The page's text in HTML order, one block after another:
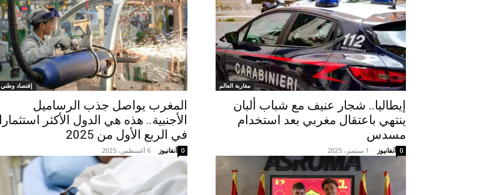
مغاربة العالم
إيطاليا.. شجار عنيف مع شباب ألبان
ينتهي باعتقال مغربي بعد استخدام
مسدس
آنفانيوز - 1 سبتمبر، 2025 0
إقتصاد وطني
المغرب يواصل جذب الرساميل
الأجنبية.. هذه هي الدول الأكثر استثمارا
في الربع الأول من 2025
آنفانيوز - 6 أغسطس، 2025 0